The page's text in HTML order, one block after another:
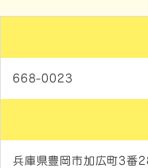
668-0023
兵庫県豊岡市加広町3番